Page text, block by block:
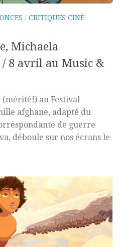
/ CRITIQUES CINÉ
Michaela
8 avril au Music &
au Festival
afghane, adapté du
de guerre
déboule sur nos écrans le